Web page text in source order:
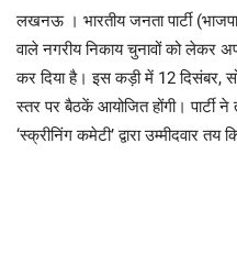
लखनऊ । भारतीय जनता पार्टी
वाले नगरीय निकाय चुनावों को लेकर
कर दिया है। इस कड़ी में 12 दिसंबर,
स्तर पर बैठकें आयोजित होंगी। पार्टी
‘स्क्रीनिंग कमेटी’ द्वारा उम्मीदवार तय